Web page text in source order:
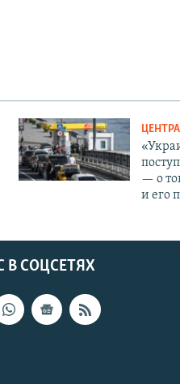
— о
и его
В СОЦСЕТЯХ